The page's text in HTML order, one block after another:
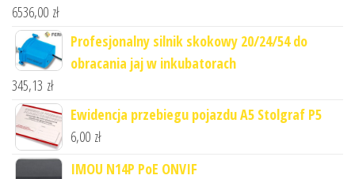
6536,00 zł
Profesjonalny silnik skokowy 20/24/54 do
obracania jaj w inkubatorach
345,13 zł
Ewidencja przebiegu pojazdu A5 Stolgraf P5
6,00 zł
IMOU N14P PoE ONVIF